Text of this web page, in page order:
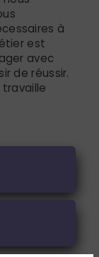
à
est
avec
de réussir.